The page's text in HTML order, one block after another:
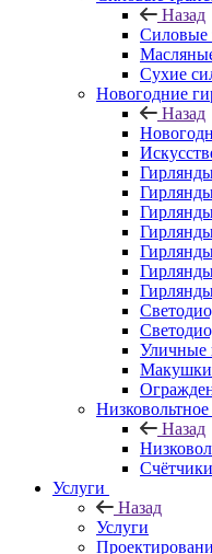
Назад
Силовые
Сухие
Новогодние
Назад
Уличные
Макушки
Назад
Услуги
Назад
Услуги